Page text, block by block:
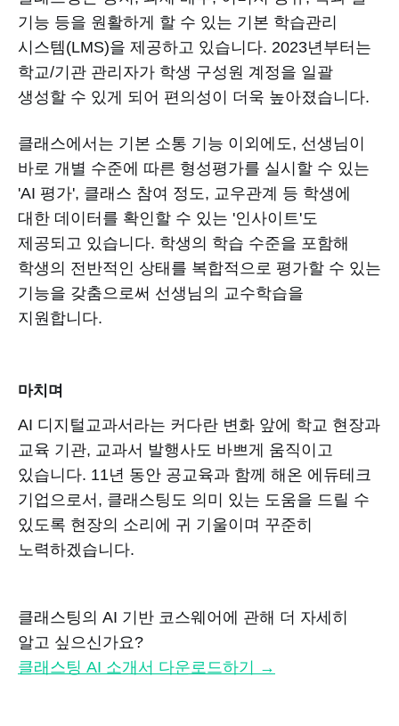
기능 등을 원활하게 할 수 있는 기본 학습관리
시스템(LMS)을 제공하고 있습니다. 2023년부터는
학교/기관 관리자가 학생 구성원 계정을 일괄
생성할 수 있게 되어 편의성이 더욱 높아졌습니다.
클래스에서는 기본 소통 기능 이외에도, 선생님이
바로 개별 수준에 따른 형성평가를 실시할 수 있는
'AI 평가', 클래스 참여 정도, 교우관계 등 학생에
대한 데이터를 확인할 수 있는 '인사이트'도
제공되고 있습니다. 학생의 학습 수준을 포함해
학생의 전반적인 상태를 복합적으로 평가할 수 있는
기능을 갖춤으로써 선생님의 교수학습을
지원합니다.
마치며
AI 디지털교과서라는 커다란 변화 앞에 학교 현장과
교육 기관, 교과서 발행사도 바쁘게 움직이고
있습니다. 11년 동안 공교육과 함께 해온 에듀테크
기업으로서, 클래스팅도 의미 있는 도움을 드릴 수
있도록 현장의 소리에 귀 기울이며 꾸준히
노력하겠습니다.
클래스팅의 AI 기반 코스웨어에 관해 더 자세히
알고 싶으신가요?
클래스팅 AI 소개서 다운로드하기 →